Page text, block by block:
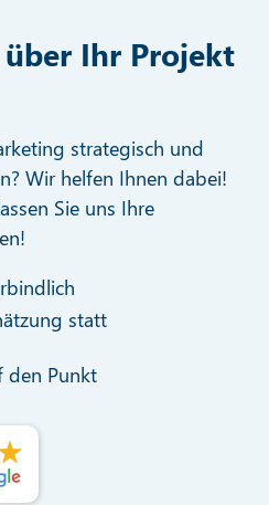
über Ihr Projekt
strategisch und
Wir helfen Ihnen dabei!
Sie uns Ihre
statt
den Punkt